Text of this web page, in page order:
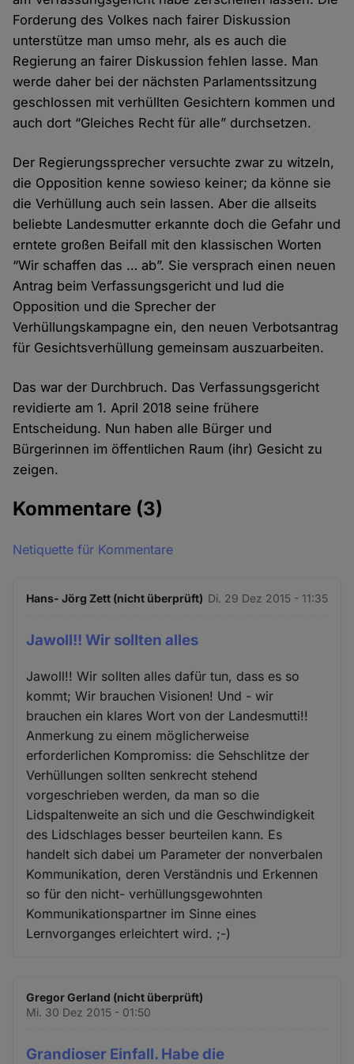
Forderung des Volkes nach fairer Diskussion
unterstütze man umso mehr, als es auch die
Regierung an fairer Diskussion fehlen lasse. Man
werde daher bei der nächsten Parlamentssitzung
geschlossen mit verhüllten Gesichtern kommen und
auch dort “Gleiches Recht für alle” durchsetzen.
Der Regierungssprecher versuchte zwar zu witzeln,
die Opposition kenne sowieso keiner; da könne sie
die Verhüllung auch sein lassen. Aber die allseits
beliebte Landesmutter erkannte doch die Gefahr und
erntete großen Beifall mit den klassischen Worten
“Wir schaffen das … ab”. Sie versprach einen neuen
Antrag beim Verfassungsgericht und lud die
Opposition und die Sprecher der
Verhüllungskampagne ein, den neuen Verbotsantrag
für Gesichtsverhüllung gemeinsam auszuarbeiten.
Das war der Durchbruch. Das Verfassungsgericht
revidierte am 1. April 2018 seine frühere
Entscheidung. Nun haben alle Bürger und
Bürgerinnen im öffentlichen Raum (ihr) Gesicht zu
zeigen.
Kommentare (3)
Netiquette für Kommentare
Hans- Jörg Zett (nicht überprüft) Di. 29 Dez 2015 - 11:35
Jawoll!! Wir sollten alles
Jawoll!! Wir sollten alles dafür tun, dass es so
kommt; Wir brauchen Visionen! Und - wir
brauchen ein klares Wort von der Landesmutti!!
Anmerkung zu einem möglicherweise
erforderlichen Kompromiss: die Sehschlitze der
Verhüllungen sollten senkrecht stehend
vorgeschrieben werden, da man so die
Lidspaltenweite an sich und die Geschwindigkeit
des Lidschlages besser beurteilen kann. Es
handelt sich dabei um Parameter der nonverbalen
Kommunikation, deren Verständnis und Erkennen
so für den nicht- verhüllungsgewohnten
Kommunikationspartner im Sinne eines
Lernvorganges erleichtert wird. ;-)
Gregor Gerland (nicht überprüft)
Mi. 30 Dez 2015 - 01:50
Grandioser Einfall. Habe die